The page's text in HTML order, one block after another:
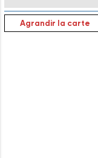
Agrandir la carte